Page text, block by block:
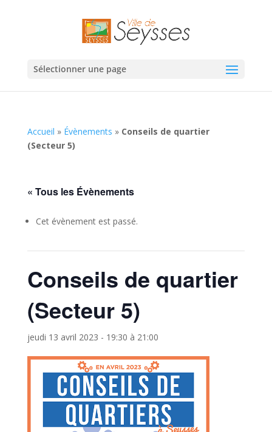
Sélectionner une page
Accueil » Évènements » Conseils de quartier
(Secteur 5)
« Tous les Évènements
Cet évènement est passé.
Conseils de quartier
(Secteur 5)
jeudi 13 avril 2023 - 19:30 à 21:00